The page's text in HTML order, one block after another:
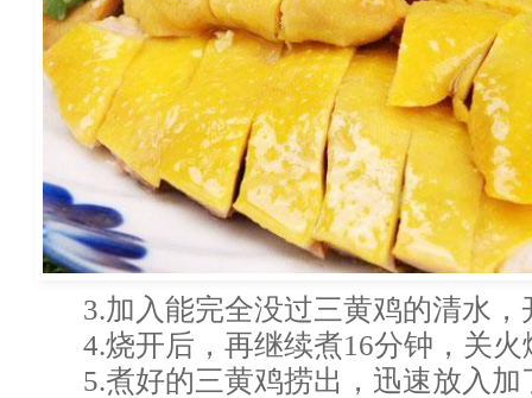
3.加入能完全没过三黄鸡的清水，
4.烧开后，再继续煮16分钟，关火
5.煮好的三黄鸡捞出，迅速放入